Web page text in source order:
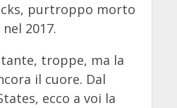
purtroppo morto
2017.
troppe, ma la
il cuore. Dal
ecco a voi la